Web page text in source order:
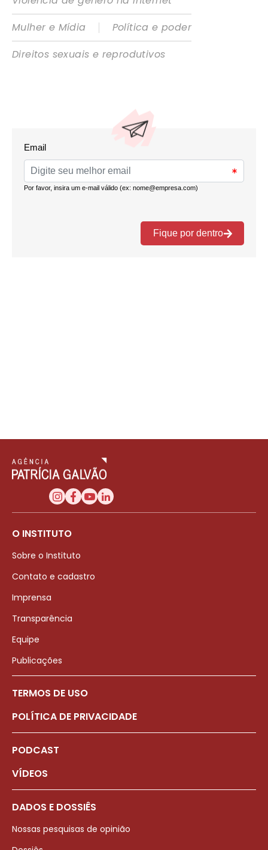
Mulher e Mídia
|
Política e poder
Direitos sexuais e reprodutivos
O INSTITUTO
Sobre o Instituto
Contato e cadastro
Imprensa
Transparência
Equipe
Publicações
TERMOS DE USO
POLÍTICA DE PRIVACIDADE
PODCAST
VÍDEOS
DADOS E DOSSIÊS
Nossas pesquisas de opinião